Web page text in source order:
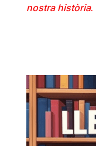
nostra història.